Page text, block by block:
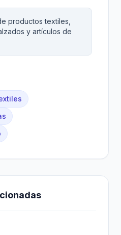
productos textiles,
y artículos de